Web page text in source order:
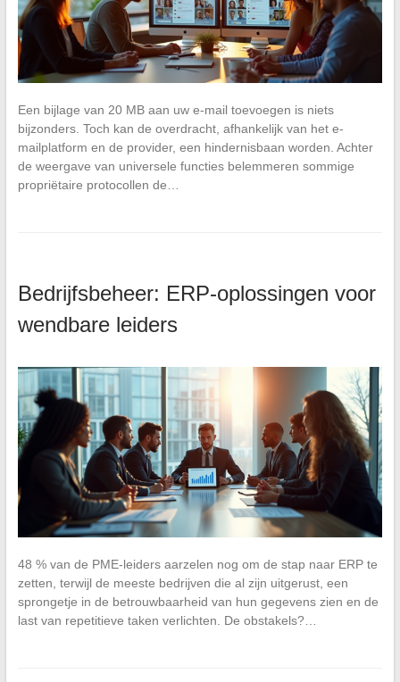
Een bijlage van 20 MB aan uw e-mail toevoegen is niets
bijzonders. Toch kan de overdracht, afhankelijk van het e-
mailplatform en de provider, een hindernisbaan worden. Achter
de weergave van universele functies belemmeren sommige
propriëtaire protocollen de…
Bedrijfsbeheer: ERP-oplossingen voor
wendbare leiders
48 % van de PME-leiders aarzelen nog om de stap naar ERP te
zetten, terwijl de meeste bedrijven die al zijn uitgerust, een
sprongetje in de betrouwbaarheid van hun gegevens zien en de
last van repetitieve taken verlichten. De obstakels?…